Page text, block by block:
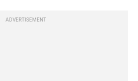
ADVERTISEMENT